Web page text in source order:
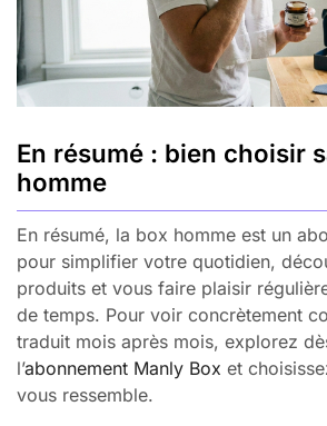
En résumé : bien choisir
homme
En résumé, la box homme est un
pour simplifier votre quotidien,
produits et vous faire plaisir
de temps. Pour voir concrètement
traduit mois après mois, explorez
l’abonnement Manly Box et
vous ressemble.